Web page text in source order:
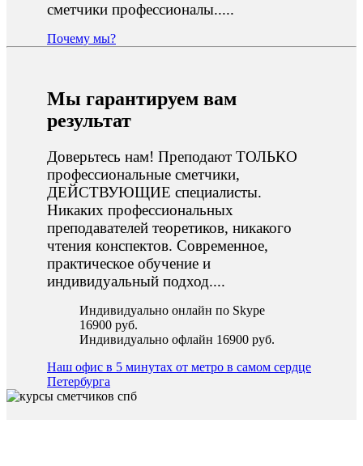
сметчики профессионалы.....
Почему мы?
Мы гарантируем вам
результат
Доверьтесь нам! Преподают ТОЛЬКО
профессиональные сметчики,
ДЕЙСТВУЮЩИЕ специалисты.
Никаких профессиональных
преподавателей теоретиков, никакого
чтения конспектов. Современное,
практическое обучение и
индивидуальный подход....
Индивидуально онлайн по Skype
16900 руб.
Индивидуально офлайн 16900 руб.
Наш офис в 5 минутах от метро в самом сердце
Петербурга